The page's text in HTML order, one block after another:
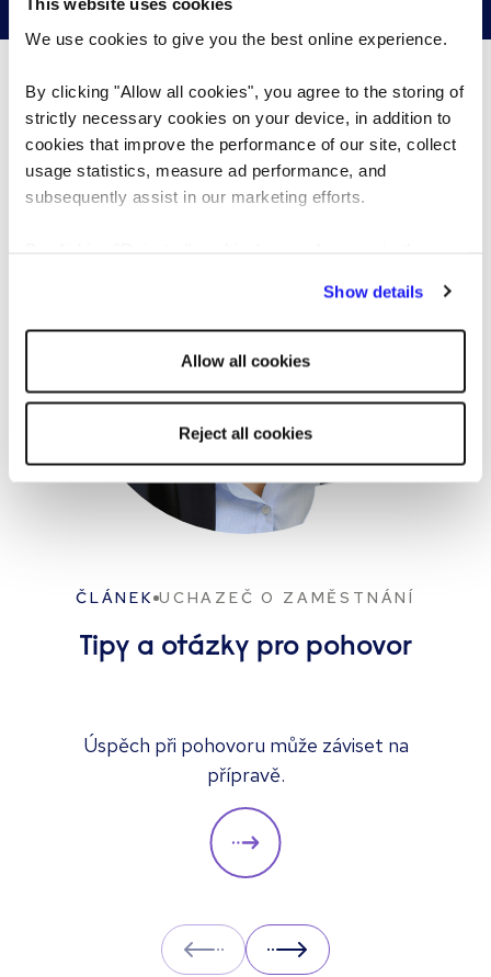
We use cookies to give you the best online experience.
By clicking "Allow all cookies", you agree to the storing of
strictly necessary cookies on your device, in addition to
cookies that improve the performance of our site, collect
usage statistics, measure ad performance, and
subsequently assist in our marketing efforts.
Show details
Allow all cookies
Reject all cookies
Co se právě děje…
ČLÁNEK UCHAZEČ O ZAMĚSTNÁNÍ
Tipy a otázky pro pohovor
Úspěch při pohovoru může záviset na
přípravě.
Prev Next